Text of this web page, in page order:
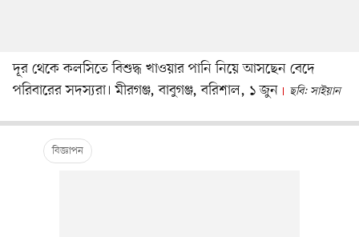
দূর থেকে কলসিতে বিশুদ্ধ খাওয়ার পানি নিয়ে আসছেন বেদে
পরিবারের সদস্যরা। মীরগঞ্জ, বাবুগঞ্জ, বরিশাল, ১ জুন
ছবি: সাইয়ান